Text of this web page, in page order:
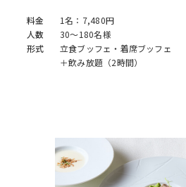
料金
1名：7,480円
人数
30～180名様
形式
立食ブッフェ・着席ブッフェ
＋飲み放題（2時間）